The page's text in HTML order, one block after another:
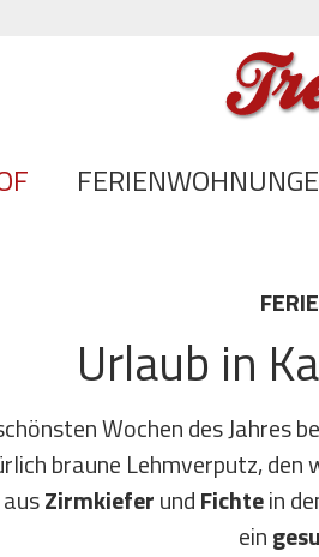
Urlaub in
Wochen des Jahres
braune Lehmverputz, den
ausZirmkieferundFichtein
ein